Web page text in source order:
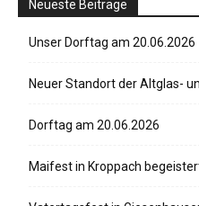
Neueste Beiträge
Unser Dorftag am 20.06.2026
Neuer Standort der Altglas-
Dorftag am 20.06.2026
Maifest in Kroppach